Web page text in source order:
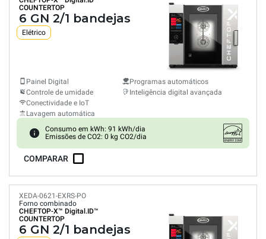
COUNTERTOP
6 GN 2/1 bandejas
Elétrico
Painel Digital
Controle de umidade
Conectividade e IoT
Lavagem automática
Programas automáticos
Inteligência digital avançada
Consumo em kWh: 91 kWh/dia
Emissões de CO2: 0 kg CO2/dia
COMPARAR
XEDA-0621-EXRS-PO
Forno combinado
CHEFTOP-X™ Digital.ID™
COUNTERTOP
6 GN 2/1 bandejas